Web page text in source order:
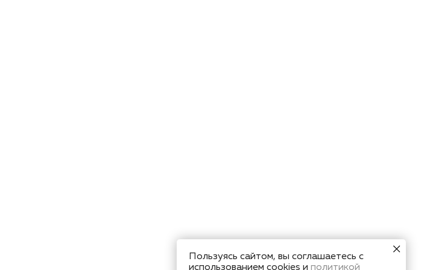
Пользуясь сайтом, вы соглашаетесь с
использованием cookies и политикой